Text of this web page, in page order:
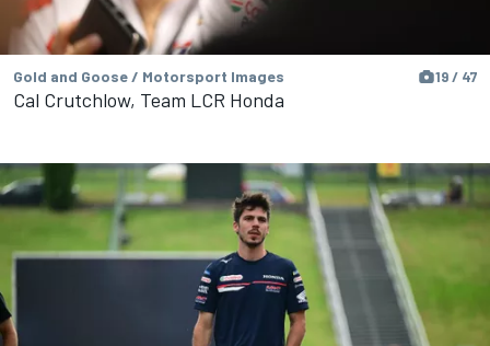
Gold and Goose / Motorsport Images 19 / 47
Cal Crutchlow, Team LCR Honda